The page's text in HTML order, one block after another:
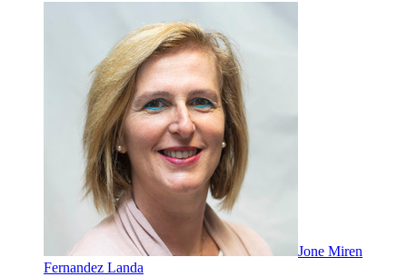
Jone Miren
Fernandez Landa